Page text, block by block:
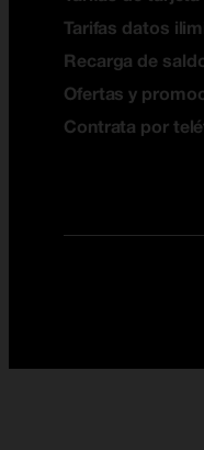
Tarifas datos
Recarga de
Ofertas y
Contrata por